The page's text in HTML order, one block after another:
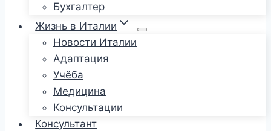
Бухгалтер
Жизнь в Италии
Новости Италии
Адаптация
Учёба
Медицина
Консультации
Консультант